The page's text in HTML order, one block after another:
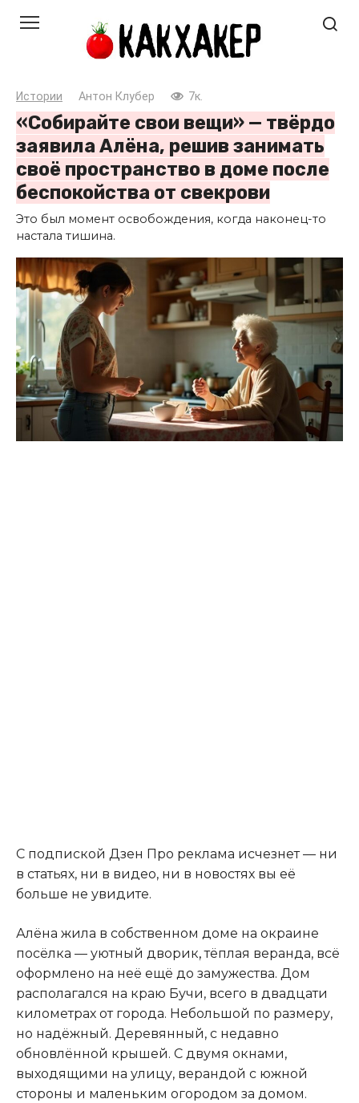
Истории Антон Клубер 7к.
«Собирайте свои вещи» — твёрдо
заявила Алёна, решив занимать
своё пространство в доме после
беспокойства от свекрови
Это был момент освобождения, когда наконец-то
настала тишина.
С подпиской Дзен Про реклама исчезнет — ни
в статьях, ни в видео, ни в новостях вы её
больше не увидите.
Алёна жила в собственном доме на окраине
посёлка — уютный дворик,тёплая веранда, всё
оформлено на неё ещё до замужества. Дом
располагался на краю Бучи, всего в двадцати
километрах от города. Небольшой по размеру,
но надёжный. Деревянный, с недавно
обновлённой крышей. С двумя окнами,
выходящими на улицу, верандой с южной
стороны и маленьким огородом за домом.